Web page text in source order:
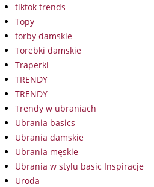
tiktok trends
Topy
torby damskie
Torebki damskie
Traperki
TRENDY
TRENDY
Trendy w ubraniach
Ubrania basics
Ubrania damskie
Ubrania męskie
Ubrania w stylu basic Inspiracje
Uroda